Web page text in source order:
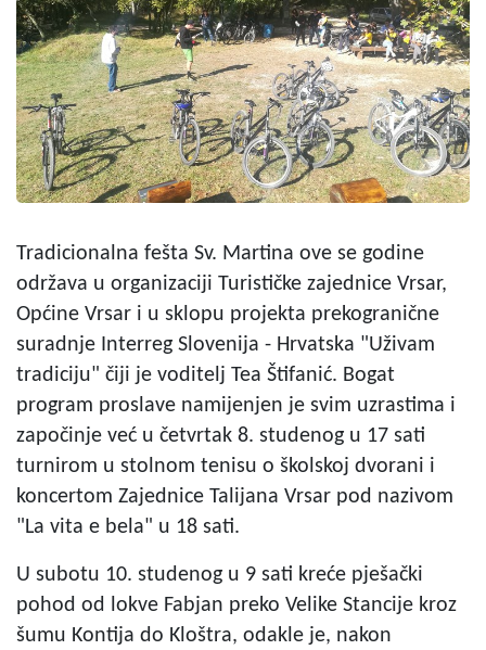
Tradicionalna fešta Sv. Martina ove se godine
održava u organizaciji Turističke zajednice Vrsar,
Općine Vrsar i u sklopu projekta prekogranične
suradnje Interreg Slovenija - Hrvatska "Uživam
tradiciju" čiji je voditelj Tea Štifanić. Bogat
program proslave namijenjen je svim uzrastima i
započinje već u četvrtak 8. studenog u 17 sati
turnirom u stolnom tenisu o školskoj dvorani i
koncertom Zajednice Talijana Vrsar pod nazivom
"La vita e bela" u 18 sati.
U subotu 10. studenog u 9 sati kreće pješački
pohod od lokve Fabjan preko Velike Stancije kroz
šumu Kontija do Kloštra, odakle je, nakon